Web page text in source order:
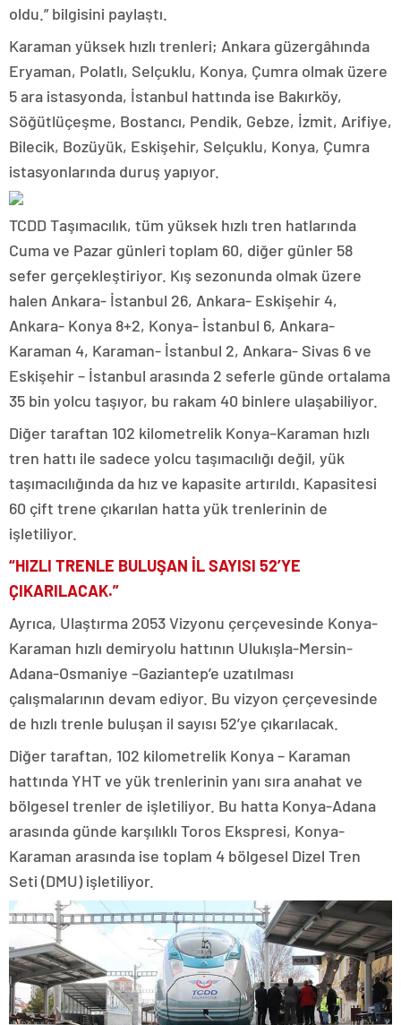
oldu.” bilgisini paylaştı.
Karaman yüksek hızlı trenleri; Ankara güzergâhında
Eryaman, Polatlı, Selçuklu, Konya, Çumra olmak üzere
5 ara istasyonda, İstanbul hattında ise Bakırköy,
Söğütlüçeşme, Bostancı, Pendik, Gebze, İzmit, Arifiye,
Bilecik, Bozüyük, Eskişehir, Selçuklu, Konya, Çumra
istasyonlarında duruş yapıyor.
TCDD Taşımacılık, tüm yüksek hızlı tren hatlarında
Cuma ve Pazar günleri toplam 60, diğer günler 58
sefer gerçekleştiriyor. Kış sezonunda olmak üzere
halen Ankara- İstanbul 26, Ankara- Eskişehir 4,
Ankara- Konya 8+2, Konya- İstanbul 6, Ankara-
Karaman 4, Karaman- İstanbul 2, Ankara- Sivas 6 ve
Eskişehir – İstanbul arasında 2 seferle günde ortalama
35 bin yolcu taşıyor, bu rakam 40 binlere ulaşabiliyor.
Diğer taraftan 102 kilometrelik Konya–Karaman hızlı
tren hattı ile sadece yolcu taşımacılığı değil, yük
taşımacılığında da hız ve kapasite artırıldı. Kapasitesi
60 çift trene çıkarılan hatta yük trenlerinin de
işletiliyor.
“HIZLI TRENLE BULUŞAN İL SAYISI 52’YE
ÇIKARILACAK.”
Ayrıca, Ulaştırma 2053 Vizyonu çerçevesinde Konya-
Karaman hızlı demiryolu hattının Ulukışla-Mersin-
Adana-Osmaniye –Gaziantep’e uzatılması
çalışmalarının devam ediyor. Bu vizyon çerçevesinde
de hızlı trenle buluşan il sayısı 52’ye çıkarılacak.
Diğer taraftan, 102 kilometrelik Konya – Karaman
hattında YHT ve yük trenlerinin yanı sıra anahat ve
bölgesel trenler de işletiliyor. Bu hatta Konya-Adana
arasında günde karşılıklı Toros Ekspresi, Konya-
Karaman arasında ise toplam 4 bölgesel Dizel Tren
Seti (DMU) işletiliyor.